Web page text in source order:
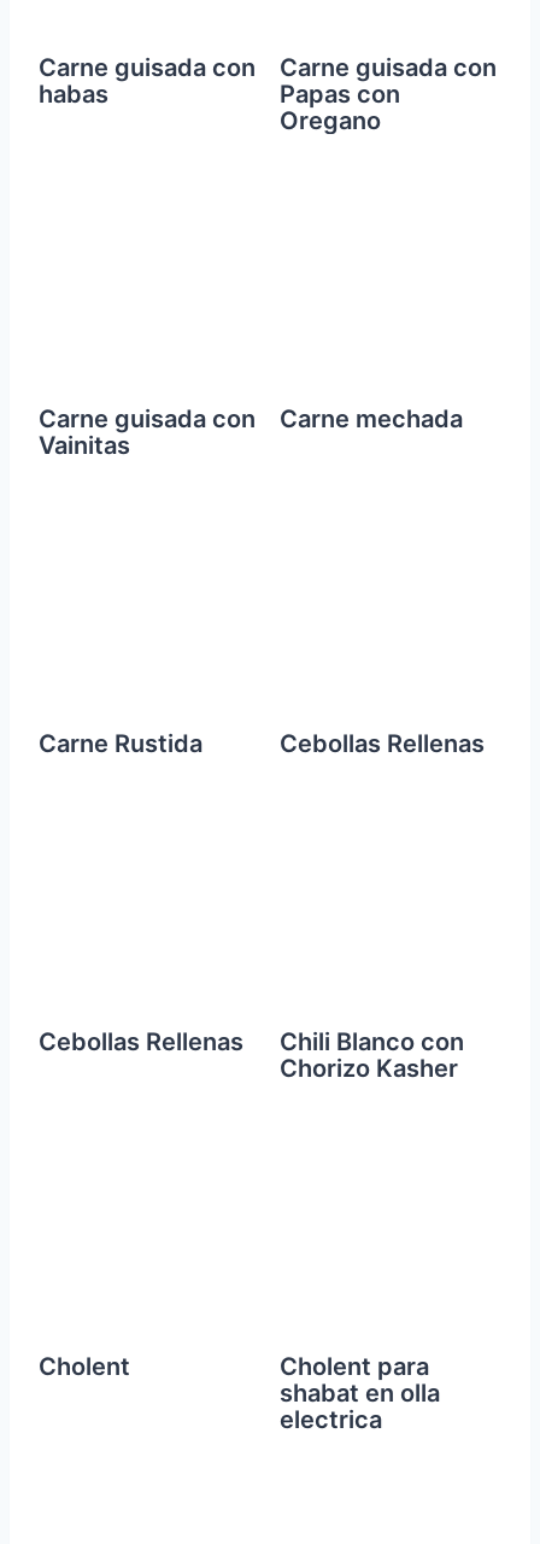
Carne guisada con
habas
Carne guisada con
Papas con
Oregano
Carne guisada con
Vainitas
Carne mechada
Carne Rustida Cebollas Rellenas
Cebollas Rellenas
Chili Blanco con
Chorizo Kasher
Cholent
Cholent para
shabat en olla
electrica